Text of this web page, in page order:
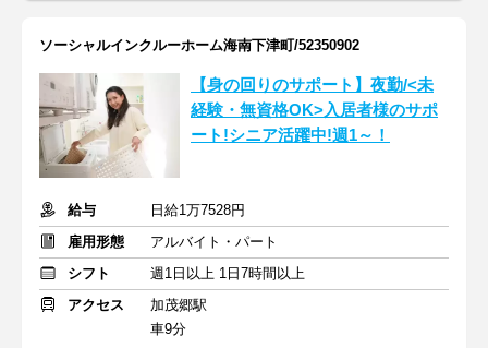
ソーシャルインクルーホーム海南下津町/52350902
【身の回りのサポート】夜勤/<未
経験・無資格OK>入居者様のサポ
ート!シニア活躍中!週1～！
給与
日給1万7528円
雇用形態
アルバイト・パート
シフト
週1日以上 1日7時間以上
アクセス
加茂郷駅
車9分